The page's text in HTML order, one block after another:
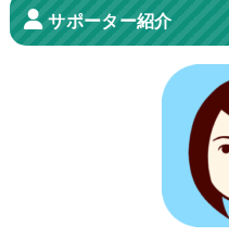
サポーター紹介